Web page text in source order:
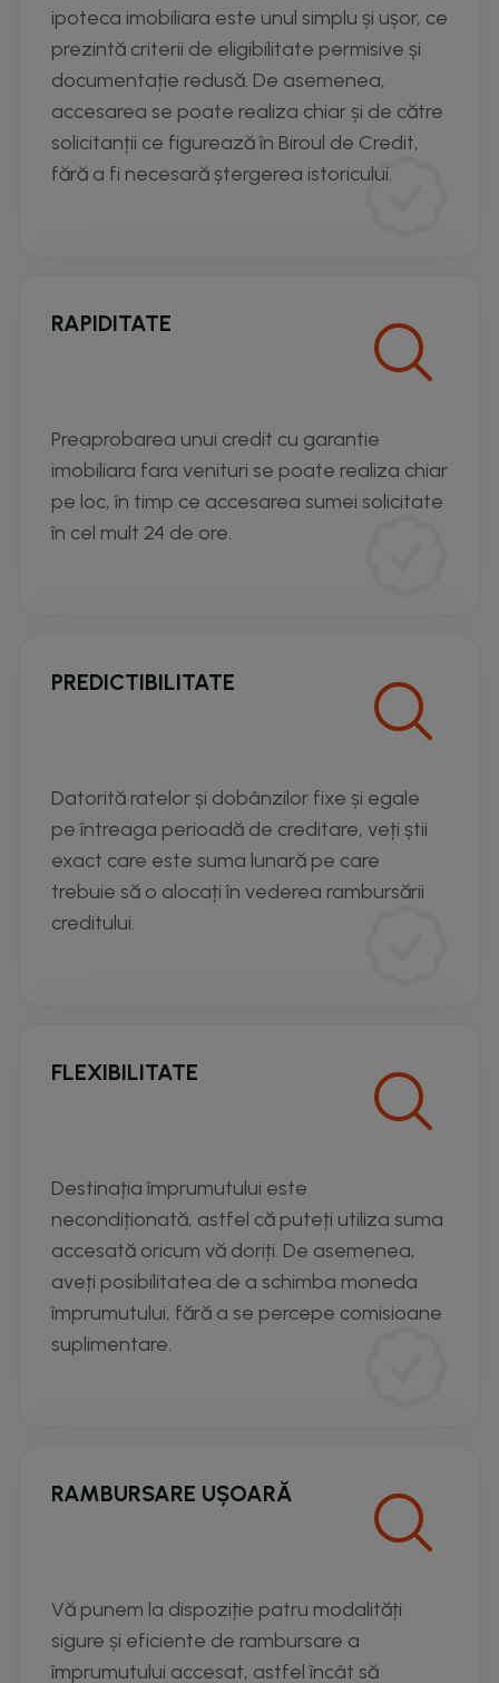
ipoteca imobiliara este unul simplu și ușor, ce
prezintă criterii de eligibilitate permisive și
documentație redusă. De asemenea,
accesarea se poate realiza chiar și de către
solicitanții ce figurează în Biroul de Credit,
fără a fi necesară ștergerea istoricului.
RAPIDITATE
Preaprobarea unui credit cu garantie
imobiliara fara venituri se poate realiza chiar
pe loc, în timp ce accesarea sumei solicitate
în cel mult 24 de ore.
PREDICTIBILITATE
Datorită ratelor și dobânzilor fixe și egale
pe întreaga perioadă de creditare, veți știi
exact care este suma lunară pe care
trebuie să o alocați în vederea rambursării
creditului.
FLEXIBILITATE
Destinația împrumutului este
necondiționată, astfel că puteți utiliza suma
accesată oricum vă doriți. De asemenea,
aveți posibilitatea de a schimba moneda
împrumutului, fără a se percepe comisioane
suplimentare.
RAMBURSARE UȘOARĂ
Vă punem la dispoziție patru modalități
sigure și eficiente de rambursare a
împrumutului accesat, astfel încât să